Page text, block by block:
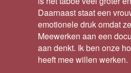
Daarnaast staat een
emotionele druk omdat
Meewerken aan een
aan denkt. Ik ben onze
heeft mee willen werken.